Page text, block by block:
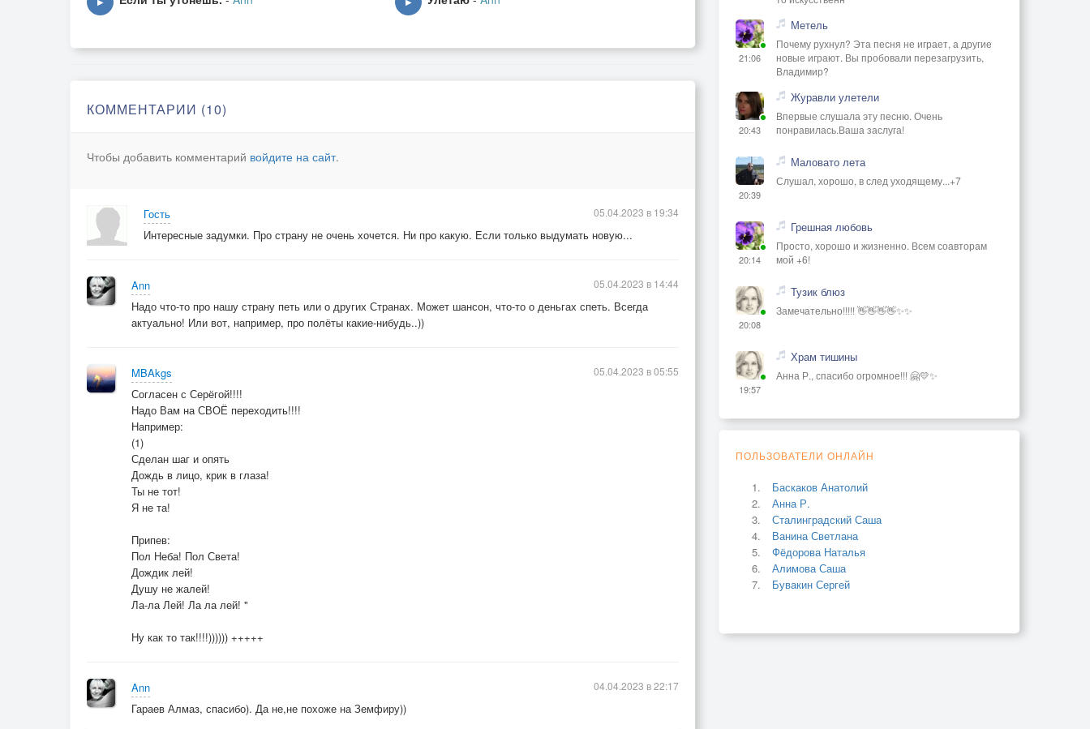
КОММЕНТАРИИ (10)
Чтобы добавить комментарий войдите на сайт.
Гость
Интересные задумки. Про страну не очень хочется. Ни про какую. Если только выдумать новую...
05.04.2023 в 19:34
Ann
Надо что-то про нашу страну петь или о других Странах. Может шансон, что-то о деньгах спеть. Всегда
актуально! Или вот, например, про полёты какие-нибудь..))
05.04.2023 в 14:44
MBAkgs
Согласен с Серёгой!!!!
Надо Вам на СВОЁ переходить!!!!
Например:
(1)
Сделан шаг и опять
Дождь в лицо, крик в глаза!
Ты не тот!
Я не та!
Припев:
Пол Неба! Пол Света!
Дождик лей!
Душу не жалей!
Ла-ла Лей! Ла ла лей! "
Ну как то так!!!!)))))) +++++
05.04.2023 в 05:55
Ann
Гараев Алмаз, спасибо). Да не,не похоже на Земфиру))
04.04.2023 в 22:17
21:06
Метель
Почему рухнул? Эта песня не играет, а другие
новые играют. Вы пробовали перезагрузить,
Владимир?
20:43
Журавли улетели
Впервые слушала эту песню. Очень
понравилась.Ваша заслуга!
20:39
Маловато лета
Слушал, хорошо, в след уходящему...+7
20:14
Грешная любовь
Просто, хорошо и жизненно. Всем соавторам
мой +6!
20:08
Тузик блюз
Замечательно!!!!! 👋👋👋👋✨✨
19:57
Храм тишины
Анна Р., спасибо огромное!!! 🤗💛✨
ПОЛЬЗОВАТЕЛИ ОНЛАЙН
Баскаков Анатолий
Анна Р.
Сталинградский Саша
Ванина Светлана
Фёдорова Наталья
Алимова Саша
Бувакин Сергей